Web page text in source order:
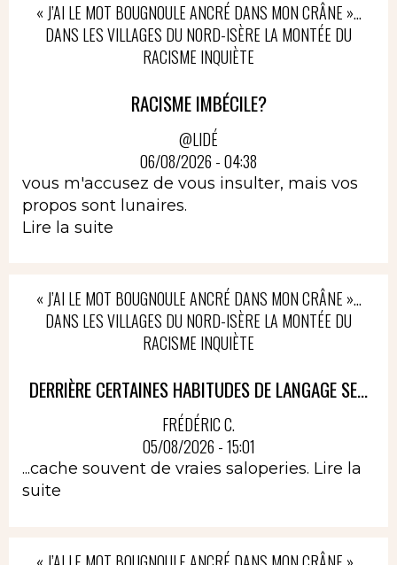
« J’AI LE MOT BOUGNOULE ANCRÉ DANS MON CRÂNE »…
DANS LES VILLAGES DU NORD-ISÈRE LA MONTÉE DU
RACISME INQUIÈTE
RACISME IMBÉCILE?
@LIDÉ
06/08/2026 - 04:38
vous m'accusez de vous insulter, mais vos
propos sont lunaires.
Lire la suite
« J’AI LE MOT BOUGNOULE ANCRÉ DANS MON CRÂNE »…
DANS LES VILLAGES DU NORD-ISÈRE LA MONTÉE DU
RACISME INQUIÈTE
DERRIÈRE CERTAINES HABITUDES DE LANGAGE SE...
FRÉDÉRIC C.
05/08/2026 - 15:01
...cache souvent de vraies saloperies. Lire la
suite